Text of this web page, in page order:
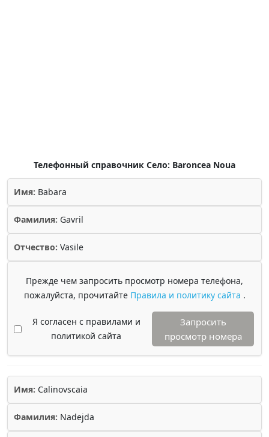
Телефонный справочник Село: Baroncea Noua
Имя: Babara
Фамилия: Gavril
Отчество: Vasile
Прежде чем запросить просмотр номера телефона,
пожалуйста, прочитайте Правила и политику сайта .
Я согласен с правилами и
политикой сайта
Запросить
просмотр номера
Имя: Calinovscaia
Фамилия: Nadejda